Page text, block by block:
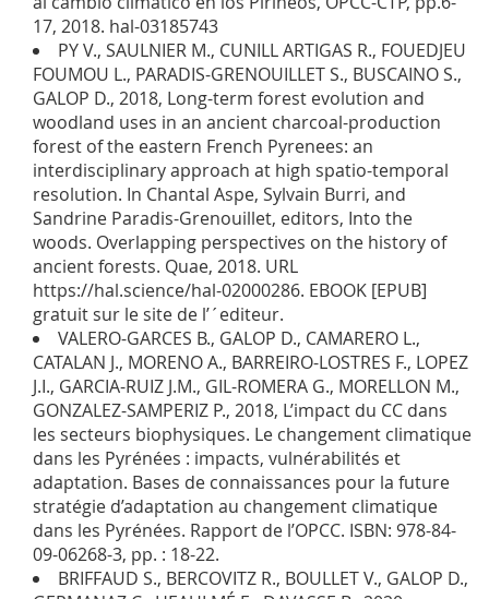
17, 2018. hal-03185743
PY V., SAULNIER M., CUNILL ARTIGAS R., FOUEDJEU
FOUMOU L., PARADIS-GRENOUILLET S., BUSCAINO S.,
GALOP D., 2018, Long-term forest evolution and
woodland uses in an ancient charcoal-production
forest of the eastern French Pyrenees: an
interdisciplinary approach at high spatio-temporal
resolution. In Chantal Aspe, Sylvain Burri, and
Sandrine Paradis-Grenouillet, editors, Into the
woods. Overlapping perspectives on the history of
ancient forests. Quae, 2018. URL
https://hal.science/hal-02000286. EBOOK [EPUB]
gratuit sur le site de l’´editeur.
VALERO-GARCES B., GALOP D., CAMARERO L.,
CATALAN J., MORENO A., BARREIRO-LOSTRES F., LOPEZ
J.I., GARCIA-RUIZ J.M., GIL-ROMERA G., MORELLON M.,
GONZALEZ-SAMPERIZ P., 2018, L’impact du CC dans
les secteurs biophysiques. Le changement climatique
dans les Pyrénées : impacts, vulnérabilités et
adaptation. Bases de connaissances pour la future
stratégie d’adaptation au changement climatique
dans les Pyrénées. Rapport de l’OPCC. ISBN: 978-84-
09-06268-3, pp. : 18-22.
BRIFFAUD S., BERCOVITZ R., BOULLET V., GALOP D.,